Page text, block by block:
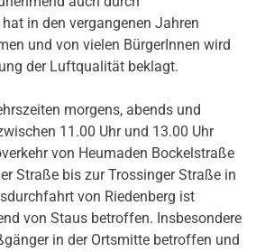
in den vergangenen Jahren
und von vielen BürgerInnen wird
der Luftqualität beklagt.
morgens, abends und
11.00 Uhr und 13.00 Uhr
von Heumaden Bockelstraße
Straße bis zur Trossinger Straße in
von Riedenberg ist
von Staus betroffen. Insbesondere
in der Ortsmitte betroffen und